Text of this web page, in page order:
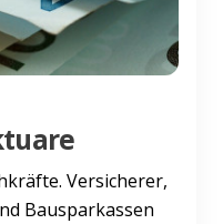
Versicherer,
Bausparkassen